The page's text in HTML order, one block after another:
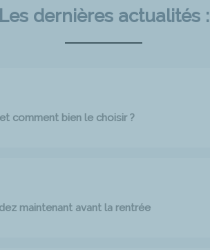
Les dernières actualités :
comment bien le choisir ?
maintenant avant la rentrée